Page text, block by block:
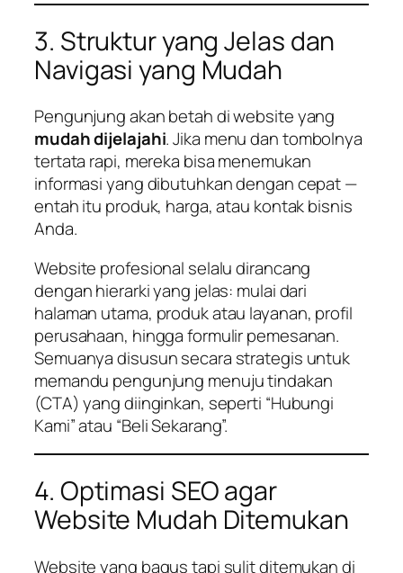
3. Struktur yang Jelas dan
Navigasi yang Mudah
Pengunjung akan betah di website yang
mudah dijelajahi. Jika menu dan tombolnya
tertata rapi, mereka bisa menemukan
informasi yang dibutuhkan dengan cepat —
entah itu produk, harga, atau kontak bisnis
Anda.
Website profesional selalu dirancang
dengan hierarki yang jelas: mulai dari
halaman utama, produk atau layanan, profil
perusahaan, hingga formulir pemesanan.
Semuanya disusun secara strategis untuk
memandu pengunjung menuju tindakan
(CTA) yang diinginkan, seperti “Hubungi
Kami” atau “Beli Sekarang”.
4. Optimasi SEO agar
Website Mudah Ditemukan
Website yang bagus tapi sulit ditemukan di